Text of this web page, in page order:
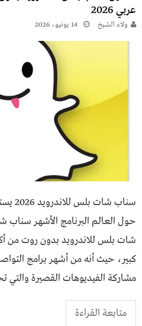
عربي 2026
ولاء الشيخ 14 يونيو، 2026
سناب
حول العالم البرنامج الأشهر سناب
شات بلس للاندرويد بدون روت من
كبير، حيث أنه من أشهر برامج
مشاركة الفيديوهات القصيرة والتي
متابعة القراءة